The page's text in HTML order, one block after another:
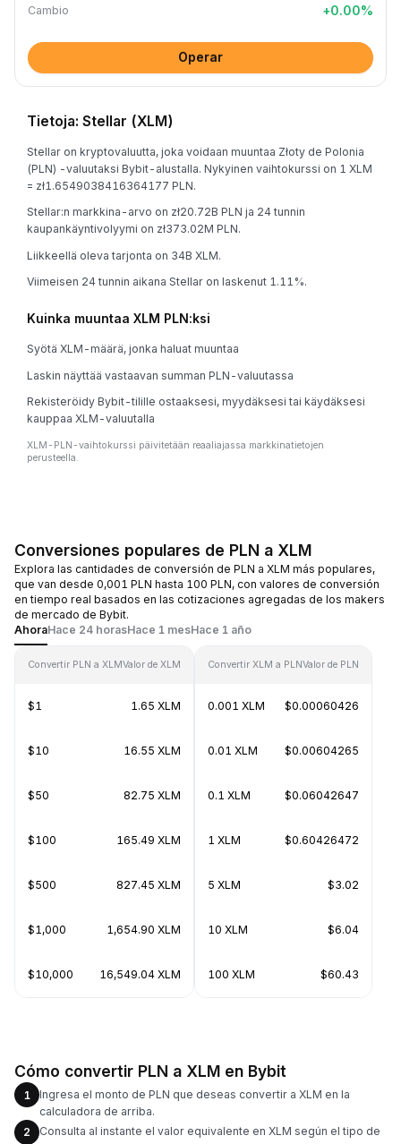
Cambio +0.00%
Operar
Tietoja: Stellar (XLM)
Stellar on kryptovaluutta, joka voidaan muuntaa Złoty de Polonia
(PLN) -valuutaksi Bybit-alustalla. Nykyinen vaihtokurssi on 1 XLM
= zł1.6549038416364177 PLN.
Stellar:n markkina-arvo on zł20.72B PLN ja 24 tunnin
kaupankäyntivolyymi on zł373.02M PLN.
Liikkeellä oleva tarjonta on 34B XLM.
Viimeisen 24 tunnin aikana Stellar on laskenut 1.11%.
Kuinka muuntaa XLM PLN:ksi
Syötä XLM-määrä, jonka haluat muuntaa
Laskin näyttää vastaavan summan PLN-valuutassa
Rekisteröidy Bybit-tilille ostaaksesi, myydäksesi tai käydäksesi
kauppaa XLM-valuutalla
XLM-PLN-vaihtokurssi päivitetään reaaliajassa markkinatietojen
perusteella.
Conversiones populares de PLN a XLM
Explora las cantidades de conversión de PLN a XLM más populares,
que van desde 0,001 PLN hasta 100 PLN, con valores de conversión
en tiempo real basados en las cotizaciones agregadas de los makers
de mercado de Bybit.
AhoraHace 24 horasHace 1 mesHace 1 año
Convertir PLN a XLMValor de XLM
$1 1.65 XLM
$10 16.55 XLM
$50 82.75 XLM
$100 165.49 XLM
$500 827.45 XLM
$1,000 1,654.90 XLM
$10,000 16,549.04 XLM
Convertir XLM a PLNValor de PLN
0.001 XLM $0.00060426
0.01 XLM $0.00604265
0.1 XLM $0.06042647
1 XLM $0.60426472
5 XLM $3.02
10 XLM $6.04
100 XLM $60.43
Cómo convertir PLN a XLM en Bybit
1
Ingresa el monto de PLN que deseas convertir a XLM en la
calculadora de arriba.
2
Consulta al instante el valor equivalente en XLM según el tipo de